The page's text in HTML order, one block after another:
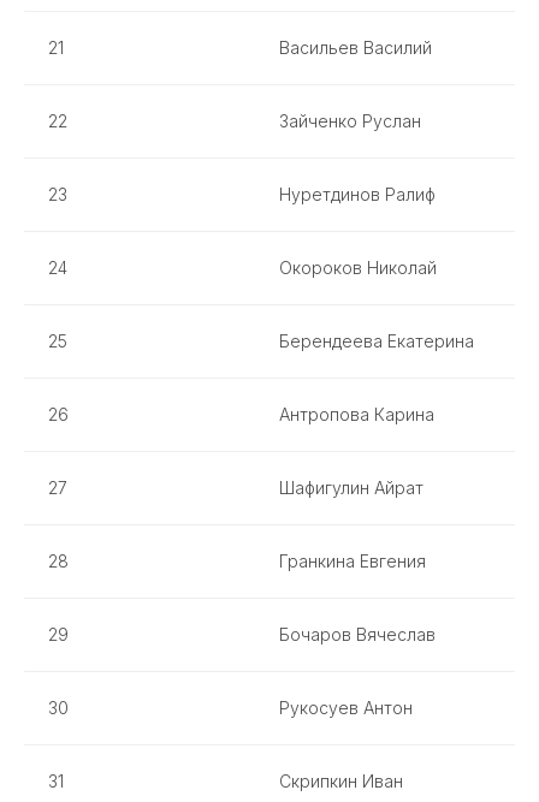
21 Васильев Василий
22 Зайченко Руслан
23 Нуретдинов Ралиф
24 Окороков Николай
25 Берендеева Екатерина
26 Антропова Карина
27 Шафигулин Айрат
28 Гранкина Евгения
29 Бочаров Вячеслав
30 Рукосуев Антон
31 Скрипкин Иван